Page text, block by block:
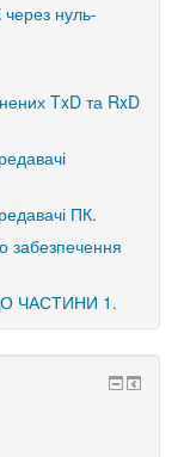
нуль-
TxD та RxD
ПК.
забезпечення
ЧАСТИНИ 1.